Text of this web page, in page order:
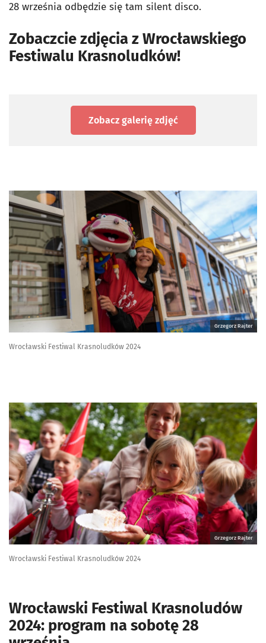
28 września odbędzie się tam silent disco.
Zobaczcie zdjęcia z Wrocławskiego
Festiwalu Krasnoludków!
Zobacz galerię zdjęć
Grzegorz Rajter
Wrocławski Festiwal Krasnoludków 2024
Grzegorz Rajter
Wrocławski Festiwal Krasnoludków 2024
Wrocławski Festiwal Krasnoludów
2024: program na sobotę 28